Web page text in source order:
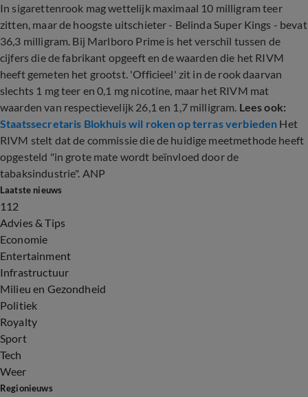
In sigarettenrook mag wettelijk maximaal 10 milligram teer
zitten, maar de hoogste uitschieter - Belinda Super Kings - bevat
36,3 milligram. Bij Marlboro Prime is het verschil tussen de
cijfers die de fabrikant opgeeft en de waarden die het RIVM
heeft gemeten het grootst. 'Officieel' zit in de rook daarvan
slechts 1 mg teer en 0,1 mg nicotine, maar het RIVM mat
waarden van respectievelijk 26,1 en 1,7 milligram. Lees ook:
Staatssecretaris Blokhuis wil roken op terras verbieden Het
RIVM stelt dat de commissie die de huidige meetmethode heeft
opgesteld "in grote mate wordt beïnvloed door de
tabaksindustrie". ANP
Laatste nieuws
112
Advies & Tips
Economie
Entertainment
Infrastructuur
Milieu en Gezondheid
Politiek
Royalty
Sport
Tech
Weer
Regionieuws